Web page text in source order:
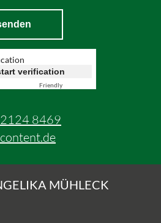
verification
Friendly
8469
MÜHLECK